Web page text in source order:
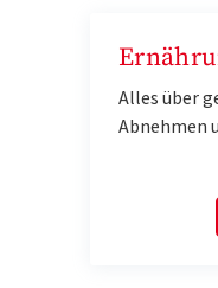
Alles über
Abnehmen